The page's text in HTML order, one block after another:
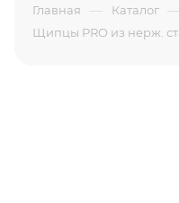
Главная — Каталог
Щипцы PRO из нерж.